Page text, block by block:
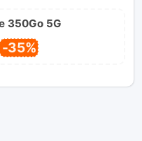
350Go 5G
-35%